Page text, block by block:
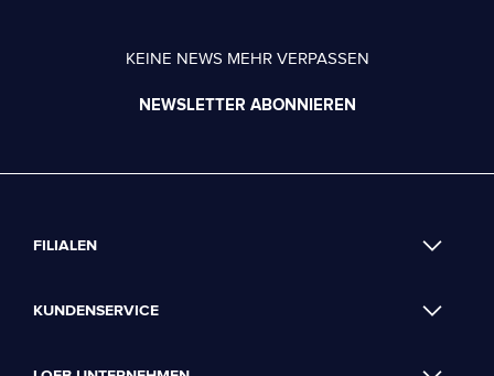
KEINE NEWS MEHR VERPASSEN
NEWSLETTER ABONNIEREN
FILIALEN
KUNDENSERVICE